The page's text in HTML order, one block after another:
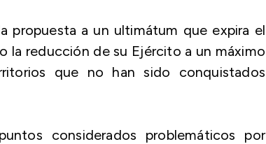
propuesta a un ultimátum que expira el
la reducción de su Ejército a un máximo
que no han sido conquistados
considerados problemáticos por